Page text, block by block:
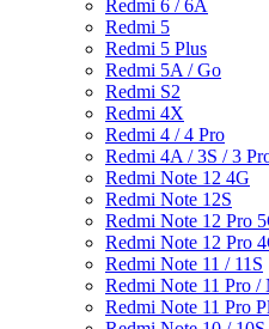
Redmi 6 / 6A
Redmi 5
Redmi 5 Plus
Redmi 5A / Go
Redmi S2
Redmi 4X
Redmi 4 / 4 Pro
Redmi 4A / 3S / 3
Redmi Note 12 4G
Redmi Note 12S
Redmi Note 12 Pro
Redmi Note 12 Pro
Redmi Note 11 / 11S
Redmi Note 11 Pro /
Redmi Note 11 Pro